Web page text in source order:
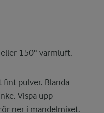
150° varmluft.
fint pulver. Blanda
Vispa upp
ner i mandelmixet.